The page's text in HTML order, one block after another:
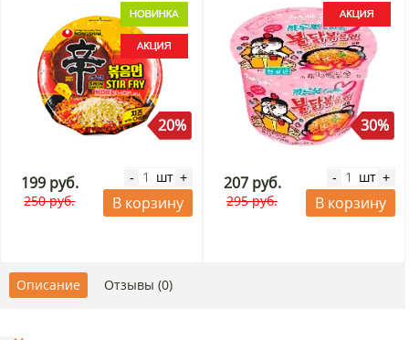
20%
199 руб.
250 руб.
- шт +
В корзину
30%
207 руб.
295 руб.
- шт +
В корзину
Описание Отзывы (0)